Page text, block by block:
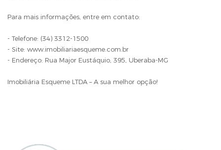
Para mais informações, entre em contato:
- Telefone: (34) 3312-1500
- Site: www.imobiliariaesqueme.com.br
- Endereço: Rua Major Eustáquio, 395, Uberaba-MG
Imobiliária Esqueme LTDA – A sua melhor opção!